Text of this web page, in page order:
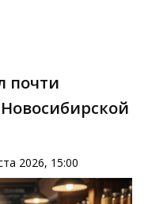
почти
2026, 15:00